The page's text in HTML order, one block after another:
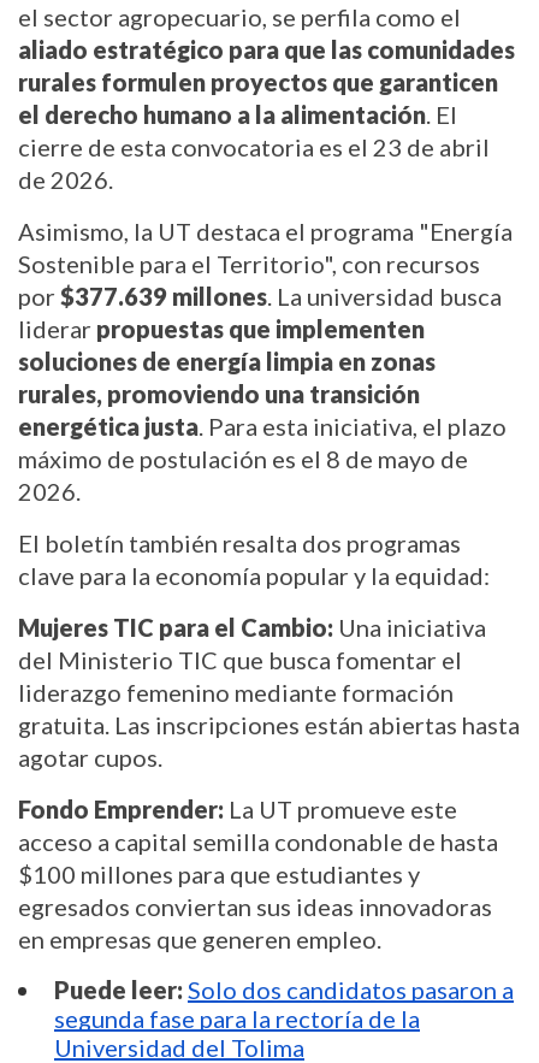
el sector agropecuario, se perfila como el
aliado estratégico para que las comunidades
rurales formulen proyectos que garanticen
el derecho humano a la alimentación . El
cierre de esta convocatoria es el 23 de abril
de 2026.
Asimismo, la UT destaca el programa "Energía
Sostenible para el Territorio", con recursos
por $377.639 millones . La universidad busca
liderar propuestas que implementen
soluciones de energía limpia en zonas
rurales, promoviendo una transición
energética justa . Para esta iniciativa, el plazo
máximo de postulación es el 8 de mayo de
2026.
El boletín también resalta dos programas
clave para la economía popular y la equidad:
Mujeres TIC para el Cambio: Una iniciativa
del Ministerio TIC que busca fomentar el
liderazgo femenino mediante formación
gratuita. Las inscripciones están abiertas hasta
agotar cupos.
Fondo Emprender: La UT promueve este
acceso a capital semilla condonable de hasta
$100 millones para que estudiantes y
egresados conviertan sus ideas innovadoras
en empresas que generen empleo.
Puede leer: Solo dos candidatos pasaron a
segunda fase para la rectoría de la
Universidad del Tolima